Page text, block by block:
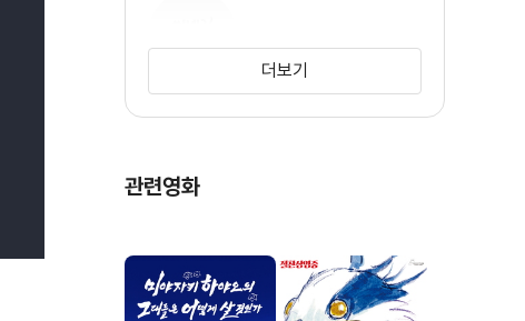
더보기
관련영화